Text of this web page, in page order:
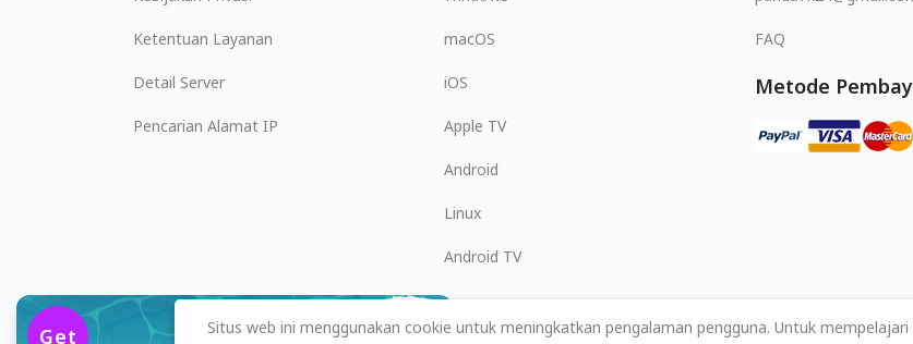
$2.49/bulan
Get
Ketentuan Layanan
Detail Server
Pencarian Alamat IP
macOS
iOS
Apple TV
Android
Linux
Android TV
FAQ
Metode
Situs web ini menggunakan cookie untuk meningkatkan pengalaman pengguna. Untuk